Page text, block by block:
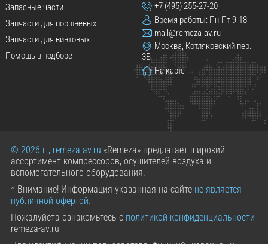
Запасные части
Запчасти для поршневых
Запчасти для винтовых
Помощь в подборе
+7 (495) 255-27-20
Время работы: Пн-Пт 9-18
mail@remeza-av.ru
Москва, Котляковский пер.
3Б
На карте
© 2026 г., remeza-av.ru «Remeza» предлагает широкий
ассортимент компрессоров, осушителей воздуха и
вспомогательного оборудования.
* Внимание! Информация указанная на сайте не является
публичной офертой.
Пожалуйста ознакомьтесь с политикой конфиденциальности
remeza-av.ru